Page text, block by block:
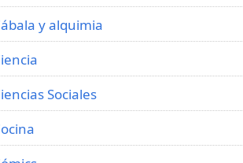
y alquimia
Sociales